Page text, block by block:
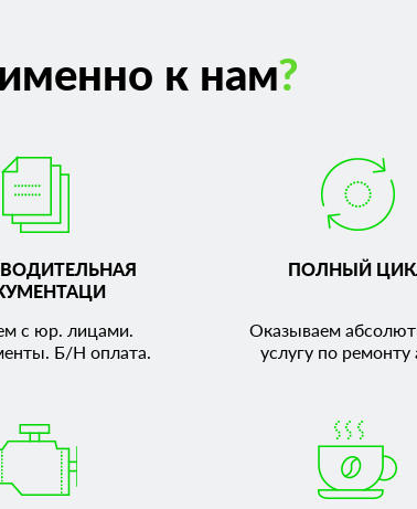
к нам?
с юр. лицами.
Б/Н оплата.
ПОЛНЫЙ
Оказываем
услугу по ремонту